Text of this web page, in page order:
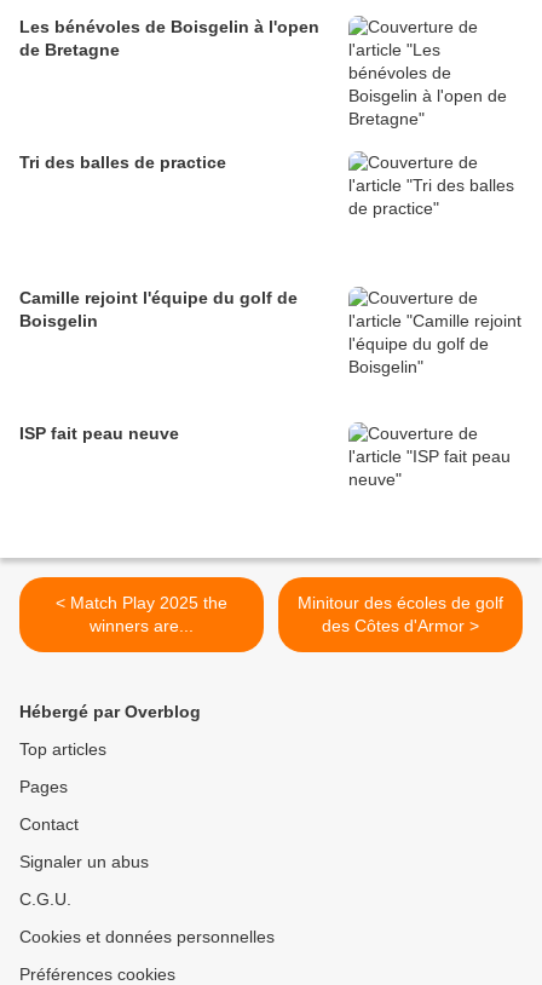
Les bénévoles de Boisgelin à l'open
de Bretagne
Tri des balles de practice
Camille rejoint l'équipe du golf de
Boisgelin
ISP fait peau neuve
< Match Play 2025 the
winners are...
Minitour des écoles de golf
des Côtes d'Armor >
Hébergé par Overblog
Top articles
Pages
Contact
Signaler un abus
C.G.U.
Cookies et données personnelles
Préférences cookies